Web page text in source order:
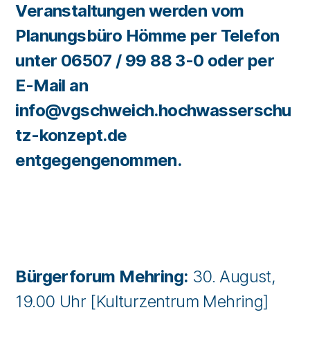
Veranstaltungen werden vom
Planungsbüro Hömme per Telefon
unter 06507 / 99 88 3-0 oder per
E-Mail an
info@vgschweich.hochwasserschu
tz-konzept.de
entgegengenommen.
Bürgerforum Mehring: 30. August,
19.00 Uhr [Kulturzentrum Mehring]